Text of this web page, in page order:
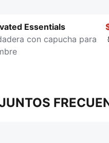
Essentials
con capucha para